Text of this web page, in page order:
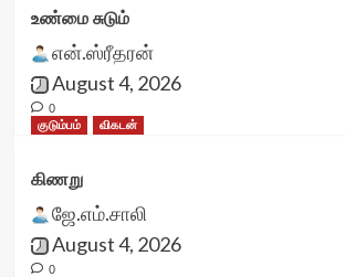
உண்மை சுடும்
என்.ஸ்ரீதரன்
August 4, 2026
0
குடும்பம்
விகடன்
கிணறு
ஜே.எம்.சாலி
August 4, 2026
0